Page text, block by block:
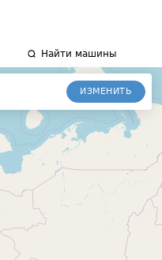
Найти машины
ИЗМЕНИТЬ